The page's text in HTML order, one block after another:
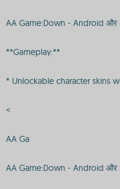
AA Game:Down - Android और
**Gameplay:**
* Unlockable character skins
<
AA Ga
AA Game:Down - Android और